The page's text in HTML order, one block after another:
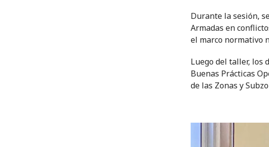
Durante la sesión,
Armadas en
el marco normativo
Luego del taller, los
Buenas Prácticas
de las Zonas y